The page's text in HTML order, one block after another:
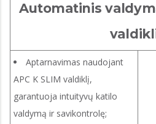
Automatinis
Aptarnavimas naudojant
APC K SLIM valdiklį,
garantuoja intuityvų katilo
valdymą ir savikontrolę;